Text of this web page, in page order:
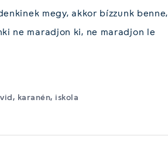
megy, akkor bízzunk benne,
ne maradjon ki, ne maradjon le
, karanén, iskola